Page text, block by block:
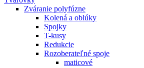
Zváranie polyfúzne
Kolená a oblúky
Spojky
T-kusy
Redukcie
Rozoberateľné spoje
maticové